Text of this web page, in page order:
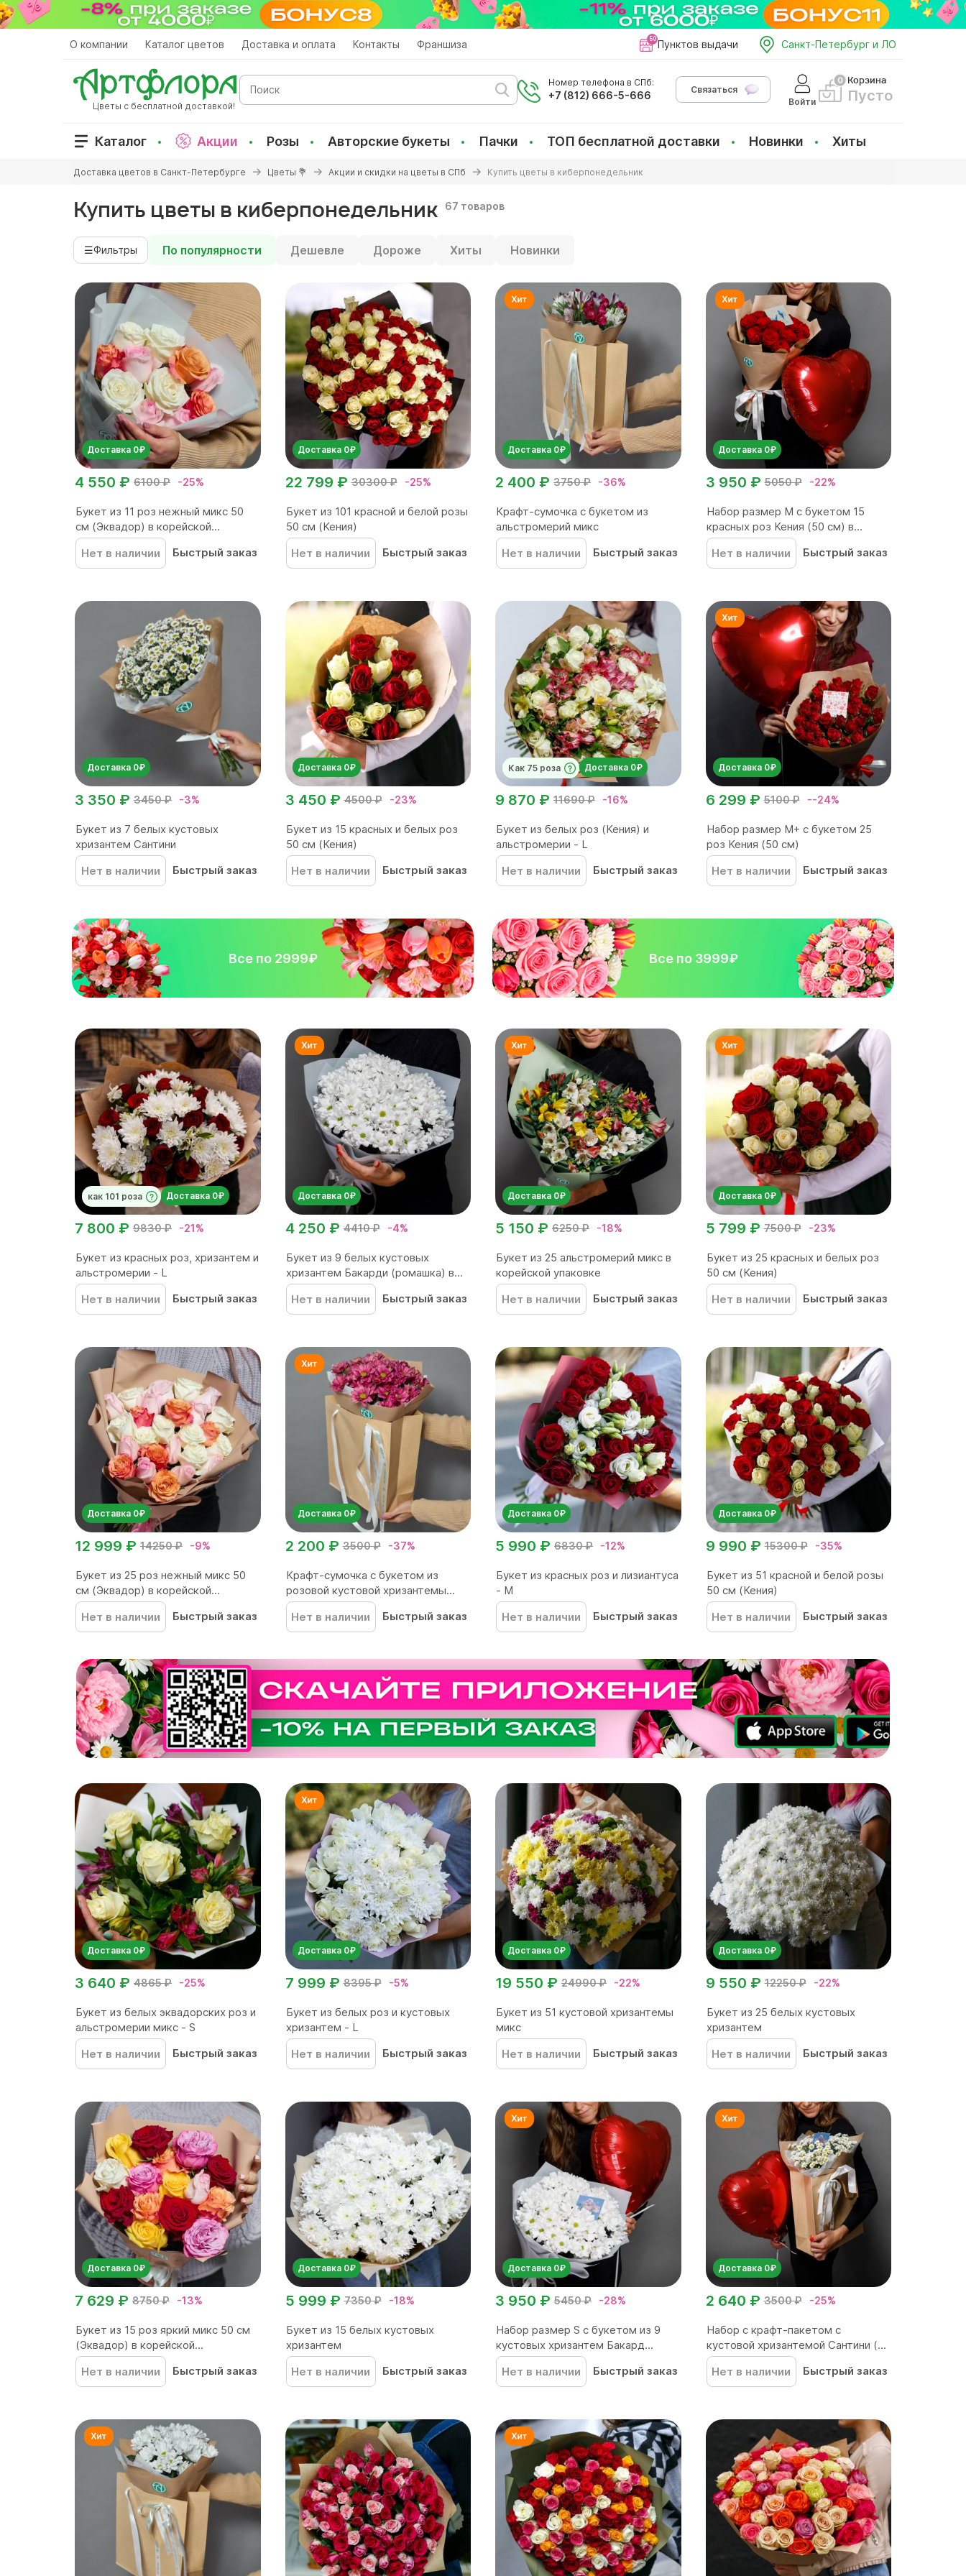
Перейти
к
О компании Каталог цветов Доставка и оплата Контакты Франшиза Пунктов выдачи Санкт-Петербург и ЛО
Цветы с бесплатной доставкой!
Поиск
Номер телефона в СПб:
+7 (812) 666-5-666
Связаться
Войти
Корзина
Пусто
Каталог Акции Розы Авторские букеты Пачки ТОП бесплатной доставки Новинки Хиты
здесь
Доставка цветов в Санкт-Петербурге Цветы 💐 Акции и скидки на цветы в СПб Купить цветы в киберпонедельник
Купить цветы в киберпонедельник 67 товаров
☰Фильтры По популярности Дешевле Дороже Хиты Новинки
Доставка 0₽
6100 ₽ -25%
4 550 ₽
Букет из 11 роз нежный микс 50
см (Эквадор) в корейской...
Нет в наличии
Быстрый заказ
Доставка 0₽
30300 ₽ -25%
22 799 ₽
Букет из 101 красной и белой розы
50 см (Кения)
Нет в наличии
Быстрый заказ
Доставка 0₽
3750 ₽ -36%
2 400 ₽
Крафт-сумочка с букетом из
альстромерий микс
Нет в наличии
Быстрый заказ
Доставка 0₽
5050 ₽ -22%
3 950 ₽
Набор размер M с букетом 15
красных роз Кения (50 см) в...
Нет в наличии
Быстрый заказ
Доставка 0₽
3450 ₽ -3%
3 350 ₽
Букет из 7 белых кустовых
хризантем Сантини
Нет в наличии
Быстрый заказ
Доставка 0₽
4500 ₽ -23%
3 450 ₽
Букет из 15 красных и белых роз
50 см (Кения)
Нет в наличии
Быстрый заказ
Как 75 роза Доставка 0₽
11690 ₽ -16%
9 870 ₽
Букет из белых роз (Кения) и
альстромерии - L
Нет в наличии
Быстрый заказ
Доставка 0₽
5100 ₽ --24%
6 299 ₽
Набор размер М+ с букетом 25
роз Кения (50 см)
Нет в наличии
Быстрый заказ
Все по 2999₽ Все по 3999₽
как 101 роза Доставка 0₽
9830 ₽ -21%
7 800 ₽
Букет из красных роз, хризантем и
альстромерии - L
Нет в наличии
Быстрый заказ
Доставка 0₽
4410 ₽ -4%
4 250 ₽
Букет из 9 белых кустовых
хризантем Бакарди (ромашка) в...
Нет в наличии
Быстрый заказ
Доставка 0₽
6250 ₽ -18%
5 150 ₽
Букет из 25 альстромерий микс в
корейской упаковке
Нет в наличии
Быстрый заказ
Доставка 0₽
7500 ₽ -23%
5 799 ₽
Букет из 25 красных и белых роз
50 см (Кения)
Нет в наличии
Быстрый заказ
Доставка 0₽
14250 ₽ -9%
12 999 ₽
Букет из 25 роз нежный микс 50
см (Эквадор) в корейской...
Нет в наличии
Быстрый заказ
Доставка 0₽
3500 ₽ -37%
2 200 ₽
Крафт-сумочка с букетом из
розовой кустовой хризантемы...
Нет в наличии
Быстрый заказ
Доставка 0₽
6830 ₽ -12%
5 990 ₽
Букет из красных роз и лизиантуса
- М
Нет в наличии
Быстрый заказ
Доставка 0₽
15300 ₽ -35%
9 990 ₽
Букет из 51 красной и белой розы
50 см (Кения)
Нет в наличии
Быстрый заказ
Доставка 0₽
4865 ₽ -25%
3 640 ₽
Букет из белых эквадорских роз и
альстромерии микс - S
Нет в наличии
Быстрый заказ
Доставка 0₽
8395 ₽ -5%
7 999 ₽
Букет из белых роз и кустовых
хризантем - L
Нет в наличии
Быстрый заказ
Доставка 0₽
24990 ₽ -22%
19 550 ₽
Букет из 51 кустовой хризантемы
микс
Нет в наличии
Быстрый заказ
Доставка 0₽
12250 ₽ -22%
9 550 ₽
Букет из 25 белых кустовых
хризантем
Нет в наличии
Быстрый заказ
Доставка 0₽
8750 ₽ -13%
7 629 ₽
Букет из 15 роз яркий микс 50 см
(Эквадор) в корейской...
Нет в наличии
Быстрый заказ
Доставка 0₽
7350 ₽ -18%
5 999 ₽
Букет из 15 белых кустовых
хризантем
Нет в наличии
Быстрый заказ
Доставка 0₽
5450 ₽ -28%
3 950 ₽
Набор размер S с букетом из 9
кустовых хризантем Бакард...
Нет в наличии
Быстрый заказ
Доставка 0₽
3500 ₽ -25%
2 640 ₽
Набор с крафт-пакетом с
кустовой хризантемой Сантини (...
Нет в наличии
Быстрый заказ